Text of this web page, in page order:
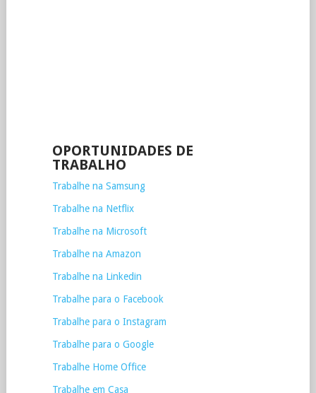
OPORTUNIDADES DE
TRABALHO
Trabalhe na Samsung
Trabalhe na Netflix
Trabalhe na Microsoft
Trabalhe na Amazon
Trabalhe na Linkedin
Trabalhe para o Facebook
Trabalhe para o Instagram
Trabalhe para o Google
Trabalhe Home Office
Trabalhe em Casa